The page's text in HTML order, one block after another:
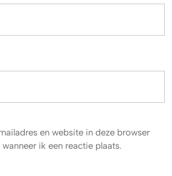
en website in deze browser
ik een reactie plaats.